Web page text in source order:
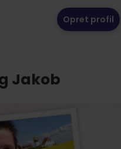
Opret profil
Jakob